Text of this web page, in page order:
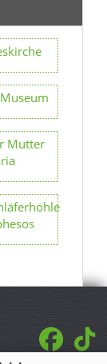
Mutter